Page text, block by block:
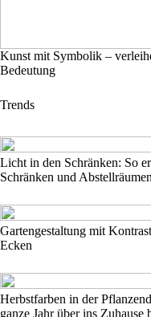
Kunst mit Symbolik –
Bedeutung
Trends
Licht in den Schränken: So
Schränken und Abstellräumen
Gartengestaltung mit
Ecken
Herbstfarben in der
ganze Jahr über ins Zuhause